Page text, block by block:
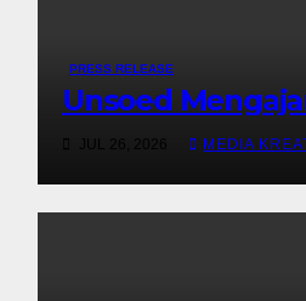
PRESS RELEASE
Unsoed
JUL 26, 2026 MEDIA